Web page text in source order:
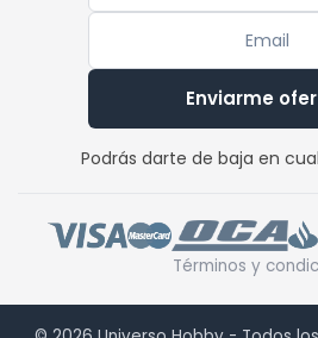
Enviarme
Podrás darte de baja en
Términos y